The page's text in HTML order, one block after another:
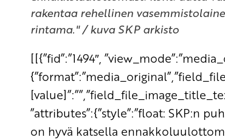
rakentaa rehellinen
rintama." / kuva SKP arkisto
[[{”fid”:”1494″,
”attributes”:{”style”:”float: SKP:n
on hyvä katsella